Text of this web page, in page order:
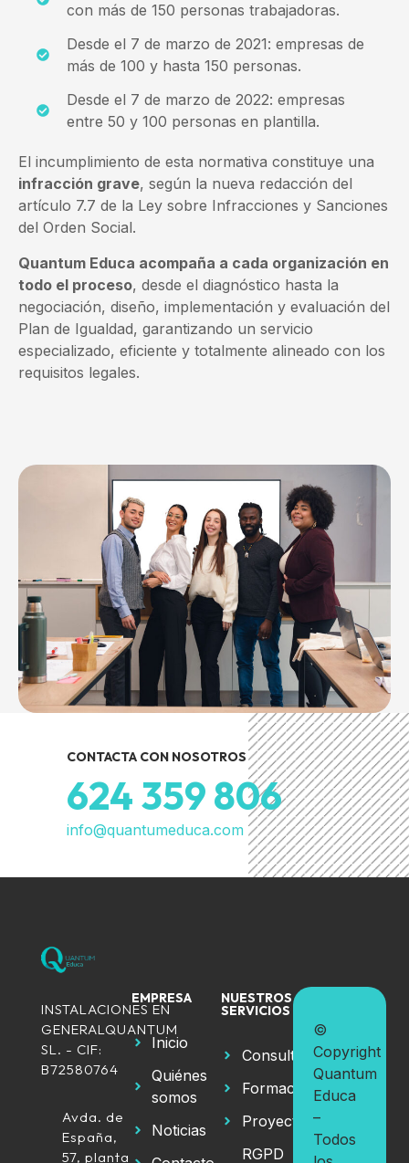
con más de 150 personas trabajadoras.
Desde el 7 de marzo de 2021: empresas de
más de 100 y hasta 150 personas.
Desde el 7 de marzo de 2022: empresas
entre 50 y 100 personas en plantilla.
El incumplimiento de esta normativa constituye una
infracción grave, según la nueva redacción del
artículo 7.7 de la Ley sobre Infracciones y Sanciones
del Orden Social.
Quantum Educa acompaña a cada organización en
todo el proceso, desde el diagnóstico hasta la
negociación, diseño, implementación y evaluación del
Plan de Igualdad, garantizando un servicio
especializado, eficiente y totalmente alineado con los
requisitos legales.
CONTACTA CON NOSOTROS
624 359 806
info@quantumeduca.com
INSTALACIONES EN
GENERALQUANTUM
SL. - CIF:
B72580764
Avda. de
España,
57, planta
EMPRESA
Inicio
Quiénes
somos
Noticias
NUESTROS
SERVICIOS
Consultoría
Formación
Proyectos
RGPD
©
Copyright
Quantum
Educa
–
Todos